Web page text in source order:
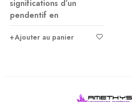
significations d’un
pendentif en
Ajouter au panier